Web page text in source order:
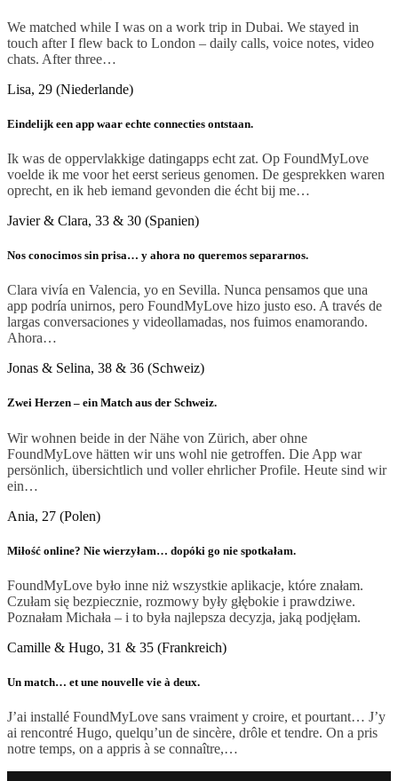
We matched while I was on a work trip in Dubai. We stayed in
touch after I flew back to London – daily calls, voice notes, video
chats. After three…
Lisa, 29 (Niederlande)
Eindelijk een app waar echte connecties ontstaan.
Ik was de oppervlakkige datingapps echt zat. Op FoundMyLove
voelde ik me voor het eerst serieus genomen. De gesprekken waren
oprecht, en ik heb iemand gevonden die écht bij me…
Javier & Clara, 33 & 30 (Spanien)
Nos conocimos sin prisa… y ahora no queremos separarnos.
Clara vivía en Valencia, yo en Sevilla. Nunca pensamos que una
app podría unirnos, pero FoundMyLove hizo justo eso. A través de
largas conversaciones y videollamadas, nos fuimos enamorando.
Ahora…
Jonas & Selina, 38 & 36 (Schweiz)
Zwei Herzen – ein Match aus der Schweiz.
Wir wohnen beide in der Nähe von Zürich, aber ohne
FoundMyLove hätten wir uns wohl nie getroffen. Die App war
persönlich, übersichtlich und voller ehrlicher Profile. Heute sind wir
ein…
Ania, 27 (Polen)
Miłość online? Nie wierzyłam… dopóki go nie spotkałam.
FoundMyLove było inne niż wszystkie aplikacje, które znałam.
Czułam się bezpiecznie, rozmowy były głębokie i prawdziwe.
Poznałam Michała – i to była najlepsza decyzja, jaką podjęłam.
Camille & Hugo, 31 & 35 (Frankreich)
Un match… et une nouvelle vie à deux.
J’ai installé FoundMyLove sans vraiment y croire, et pourtant… J’y
ai rencontré Hugo, quelqu’un de sincère, drôle et tendre. On a pris
notre temps, on a appris à se connaître,…